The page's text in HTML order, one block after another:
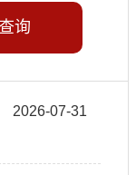
询
2026-07-31